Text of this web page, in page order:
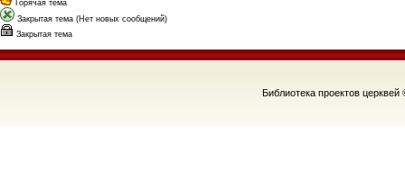
Горячая тема
Закрытая тема (Нет новых сообщений)
Закрытая тема
Библиотека проектов церквей